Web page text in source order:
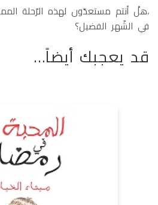
،هلْ أنتم مستعدّون لهذه الرّحلة
في الشّهر الفضيل؟
قد يعجبك أيضاً…